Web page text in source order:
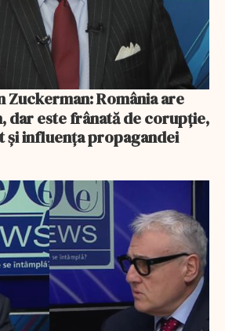
dar este frânată de corupție,
și influența propagandei